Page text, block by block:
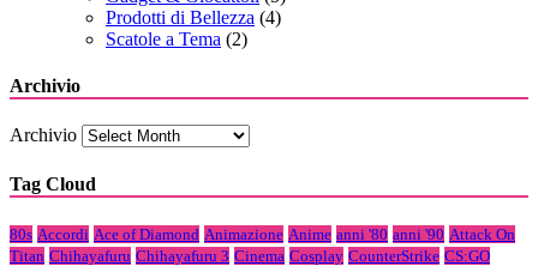
Prodotti di Bellezza (4)
Scatole a Tema (2)
Archivio
Archivio
Tag Cloud
80s Accordi Ace of Diamond Animazione Anime anni '80 anni '90 Attack On
Titan Chihayafuru Chihayafuru 3 Cinema Cosplay CounterStrike CS:GO